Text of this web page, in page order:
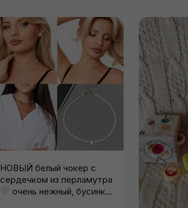
НОВЫЙ белый чокер с
сердечком из перламутра
очень нежный, бусинки